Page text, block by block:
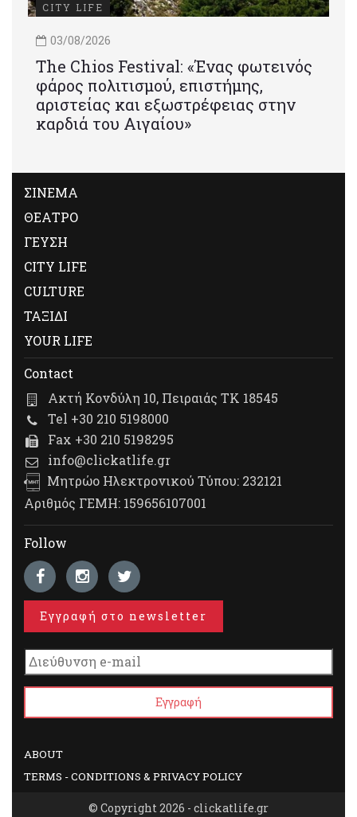
CITY LIFE
03/08/2026
Τhe Chios Festival: «Ένας φωτεινός
φάρος πολιτισμού, επιστήμης,
αριστείας και εξωστρέφειας στην
καρδιά του Αιγαίου»
ΣΙΝΕΜΑ
ΘΕΑΤΡΟ
ΓΕΥΣΗ
CITY LIFE
CULTURE
ΤΑΞΙΔΙ
YOUR LIFE
Contact
Ακτή Κονδύλη 10, Πειραιάς ΤΚ 18545
Tel +30 210 5198000
Fax +30 210 5198295
info@clickatlife.gr
Μητρώο Ηλεκτρονικού Τύπου: 232121
Αριθμός ΓΕΜΗ: 159656107001
Follow
Εγγραφή στο newsletter
ABOUT
TERMS - CONDITIONS & PRIVACY POLICY
© Copyright 2026 - clickatlife.gr